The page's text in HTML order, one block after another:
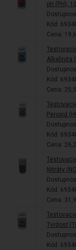
pH (PH),
Kód:
Cena:
Alkalinita
Kód:
Cena:
Peroxid
Kód:
Cena:
Nitráty
Kód:
Cena:
Tvrdosť
Kód: